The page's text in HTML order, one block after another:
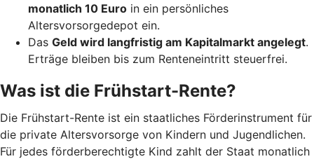
monatlich 10 Euro in ein persönliches
Altersvorsorgedepot ein.
Das Geld wird langfristig am Kapitalmarkt angelegt.
Erträge bleiben bis zum Renteneintritt steuerfrei.
Was ist die Frühstart-Rente?
Die Frühstart-Rente ist ein staatliches Förderinstrument für
die private Altersvorsorge von Kindern und Jugendlichen.
Für jedes förderberechtigte Kind zahlt der Staat monatlich